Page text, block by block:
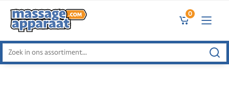
0
Zoeken
naar: